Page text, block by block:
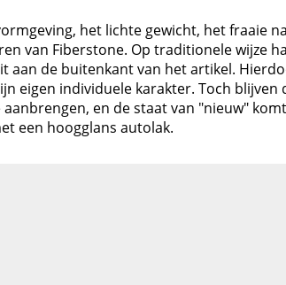
het lichte gewicht, het fraaie
van Fiberstone. Op traditionele wijze
aan de buitenkant van het artikel.
eigen individuele karakter. Toch
aanbrengen, en de staat van "nieuw"
een hoogglans autolak.